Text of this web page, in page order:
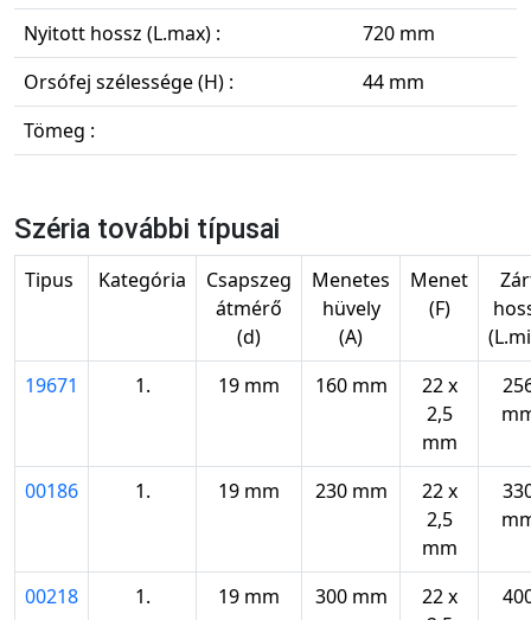
Nyitott hossz (L.max) :
720 mm
Orsófej szélessége (H) :
44 mm
Tömeg :
Széria további típusai
Tipus Kategória
Csapszeg
átmérő
(d)
Menetes
hüvely
(A)
Menet
(F)
19671
1. 19 mm 160 mm
22 x
2,5
mm
00186 1. 19 mm 230 mm
22 x
2,5
mm
00218 1. 19 mm 300 mm
22 x